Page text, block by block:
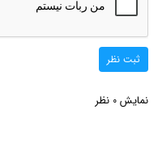
ثبت نظر
نمایش 0 نظر